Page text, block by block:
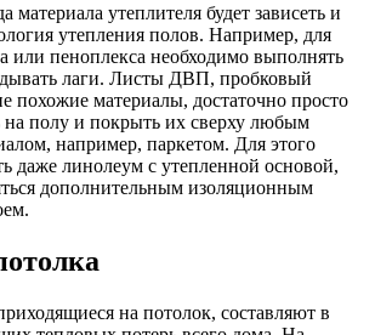
материала утеплителя будет зависеть и
утепления полов. Например, для
или пеноплекса необходимо выполнять
лаги. Листы ДВП, пробковый
похожие материалы, достаточно просто
на полу и покрыть их сверху любым
например, паркетом. Для этого
даже линолеум с утепленной основой,
дополнительным изоляционным
на потолок, составляют в